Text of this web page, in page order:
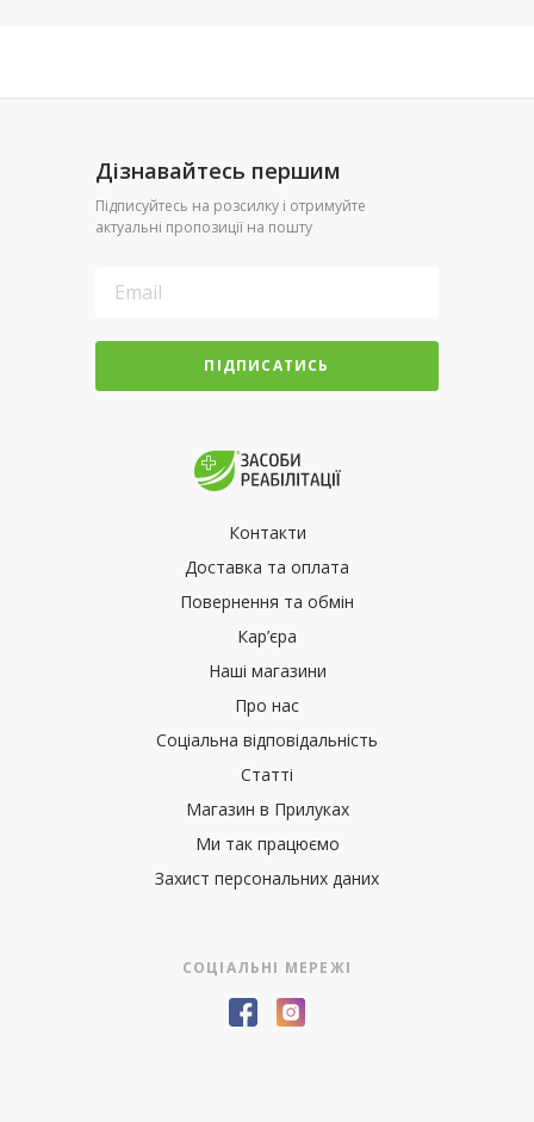
Дізнавайтесь першим
Підписуйтесь на розсилку і отримуйте
актуальні пропозиції на пошту
ПІДПИСАТИСЬ
Контакти
Доставка та оплата
Повернення та обмін
Кар’єра
Наші магазини
Про нас
Соціальна відповідальність
Статті
Магазин в Прилуках
Ми так працюємо
Захист персональних даних
СОЦІАЛЬНІ МЕРЕЖІ